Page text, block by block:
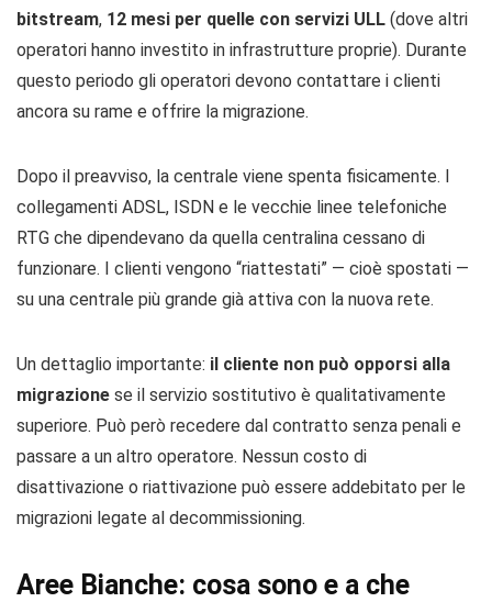
bitstream, 12 mesi per quelle con servizi ULL (dove altri
operatori hanno investito in infrastrutture proprie). Durante
questo periodo gli operatori devono contattare i clienti
ancora su rame e offrire la migrazione.
Dopo il preavviso, la centrale viene spenta fisicamente. I
collegamenti ADSL, ISDN e le vecchie linee telefoniche
RTG che dipendevano da quella centralina cessano di
funzionare. I clienti vengono “riattestati” — cioè spostati —
su una centrale più grande già attiva con la nuova rete.
Un dettaglio importante: il cliente non può opporsi alla
migrazione se il servizio sostitutivo è qualitativamente
superiore. Può però recedere dal contratto senza penali e
passare a un altro operatore. Nessun costo di
disattivazione o riattivazione può essere addebitato per le
migrazioni legate al decommissioning.
Aree Bianche: cosa sono e a che